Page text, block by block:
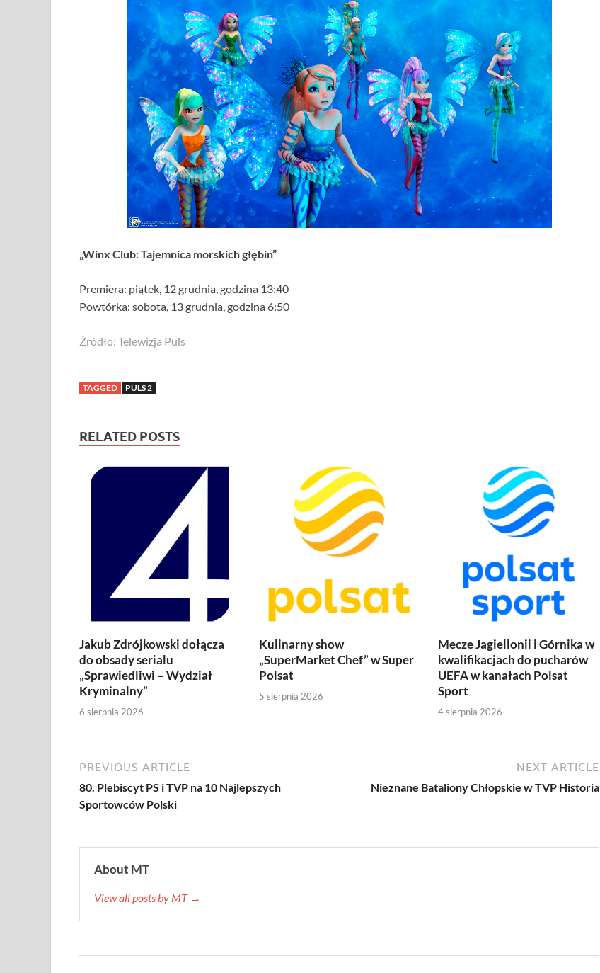
„Winx Club: Tajemnica morskich głębin”
Premiera: piątek, 12 grudnia, godzina 13:40
Powtórka: sobota, 13 grudnia, godzina 6:50
Źródło: Telewizja Puls
TAGGED PULS 2
RELATED POSTS
Jakub Zdrójkowski dołącza
do obsady serialu
„Sprawiedliwi – Wydział
Kryminalny”
6 sierpnia 2026
Kulinarny show
„SuperMarket Chef” w Super
Polsat
5 sierpnia 2026
Mecze Jagiellonii i Górnika w
kwalifikacjach do pucharów
UEFA w kanałach Polsat
Sport
4 sierpnia 2026
PREVIOUS ARTICLE
80. Plebiscyt PS i TVP na 10 Najlepszych
Sportowców Polski
NEXT ARTICLE
Nieznane Bataliony Chłopskie w TVP Historia
About MT
View all posts by MT →